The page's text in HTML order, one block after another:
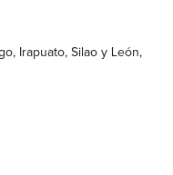
Irapuato, Silao y León,